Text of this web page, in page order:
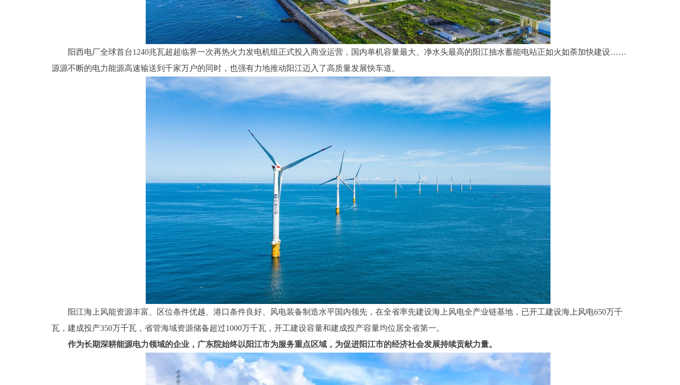
阳西电厂全球首台1240兆瓦超超临界一次再热火力发电机组正式投入商业运营，国内单机容量最大、净水头最高的阳江抽水蓄能电站正如火如荼加快建设……
源源不断的电力能源高速输送到千家万户的同时，也强有力地推动阳江迈入了高质量发展快车道。
阳江海上风能资源丰富、区位条件优越、港口条件良好、风电装备制造水平国内领先，在全省率先建设海上风电全产业链基地，已开工建设海上风电650万千
瓦，建成投产350万千瓦，省管海域资源储备超过1000万千瓦，开工建设容量和建成投产容量均位居全省第一。
作为长期深耕能源电力领域的企业，广东院始终以阳江市为服务重点区域，为促进阳江市的经济社会发展持续贡献力量。